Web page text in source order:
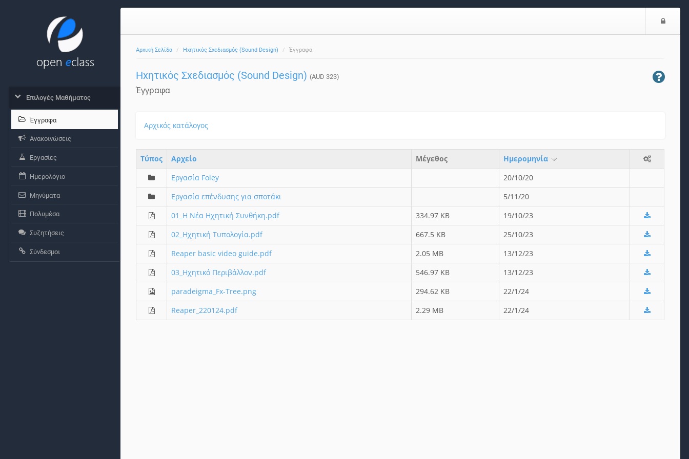
Αρχική Σελίδα Ηχητικός Σχεδιασμός (Sound Design) Έγγραφα
Ηχητικός Σχεδιασμός (Sound Design) (AUD 323)
Έγγραφα
Αρχικός κατάλογος
Τύπος Aρχείο Μέγεθος
Ημερομηνία
Εργασία Foley
20/10/20
Εργασία επένδυσης για σποτάκι
5/11/20
01_Η Νέα Ηχητική Συνθήκη.pdf
334.97 KB
19/10/23
02_Ηχητική Τυπολογία.pdf
667.5 KB
25/10/23
Reaper basic video guide.pdf
2.05 MB
13/12/23
03_Ηχητικό Περιβάλλον.pdf
546.97 KB
13/12/23
paradeigma_Fx-Tree.png
294.62 KB
22/1/24
Reaper_220124.pdf
2.29 MB 22/1/24
Επιλογές Μαθήματος
Έγγραφα
Ανακοινώσεις
Εργασίες
Ημερολόγιο
Μηνύματα
Πολυμέσα
Συζητήσεις
Σύνδεσμοι